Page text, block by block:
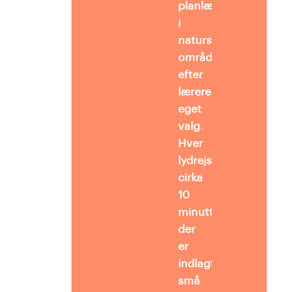
planlægges
i
naturskønne
områder
efter
lærerens
eget
valg.
Hver
lydrejse varer
cirka
10
minutter og
der
er
indlagt
små